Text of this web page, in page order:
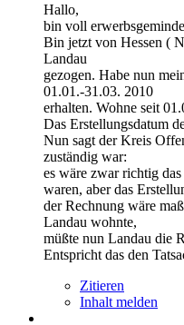
Hallo,
bin voll
Bin jetzt von Hessen (
Landau
gezogen. Habe nun
01.01.-31.03. 2010
erhalten. Wohne seit
Das Erstellungsdatum
Nun sagt der Kreis
zuständig war:
es wäre zwar richtig
waren, aber das
der Rechnung wäre
Landau wohnte,
müßte nun Landau die
Entspricht das den
Zitieren
Inhalt melden